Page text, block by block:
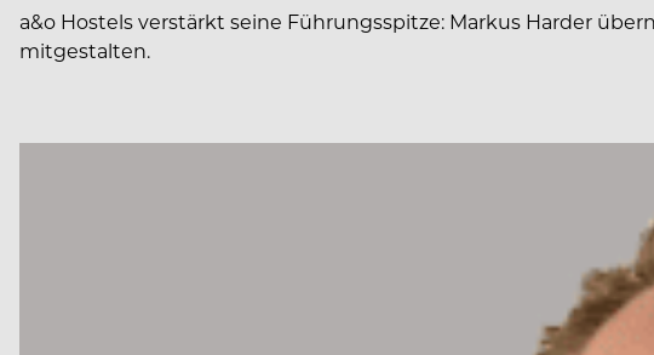
a&o Hostels verstärkt seine Führungsspitze: Markus Harder
mitgestalten.